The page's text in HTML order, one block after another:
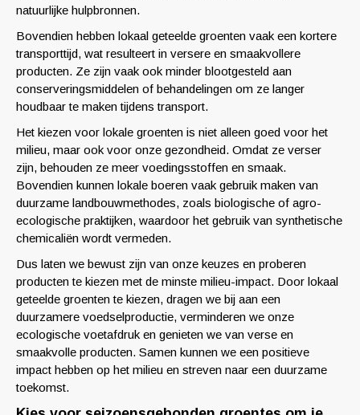
natuurlijke hulpbronnen.
Bovendien hebben lokaal geteelde groenten vaak een kortere
transporttijd, wat resulteert in versere en smaakvollere
producten. Ze zijn vaak ook minder blootgesteld aan
conserveringsmiddelen of behandelingen om ze langer
houdbaar te maken tijdens transport.
Het kiezen voor lokale groenten is niet alleen goed voor het
milieu, maar ook voor onze gezondheid. Omdat ze verser
zijn, behouden ze meer voedingsstoffen en smaak.
Bovendien kunnen lokale boeren vaak gebruik maken van
duurzame landbouwmethodes, zoals biologische of agro-
ecologische praktijken, waardoor het gebruik van synthetische
chemicaliën wordt vermeden.
Dus laten we bewust zijn van onze keuzes en proberen
producten te kiezen met de minste milieu-impact. Door lokaal
geteelde groenten te kiezen, dragen we bij aan een
duurzamere voedselproductie, verminderen we onze
ecologische voetafdruk en genieten we van verse en
smaakvolle producten. Samen kunnen we een positieve
impact hebben op het milieu en streven naar een duurzame
toekomst.